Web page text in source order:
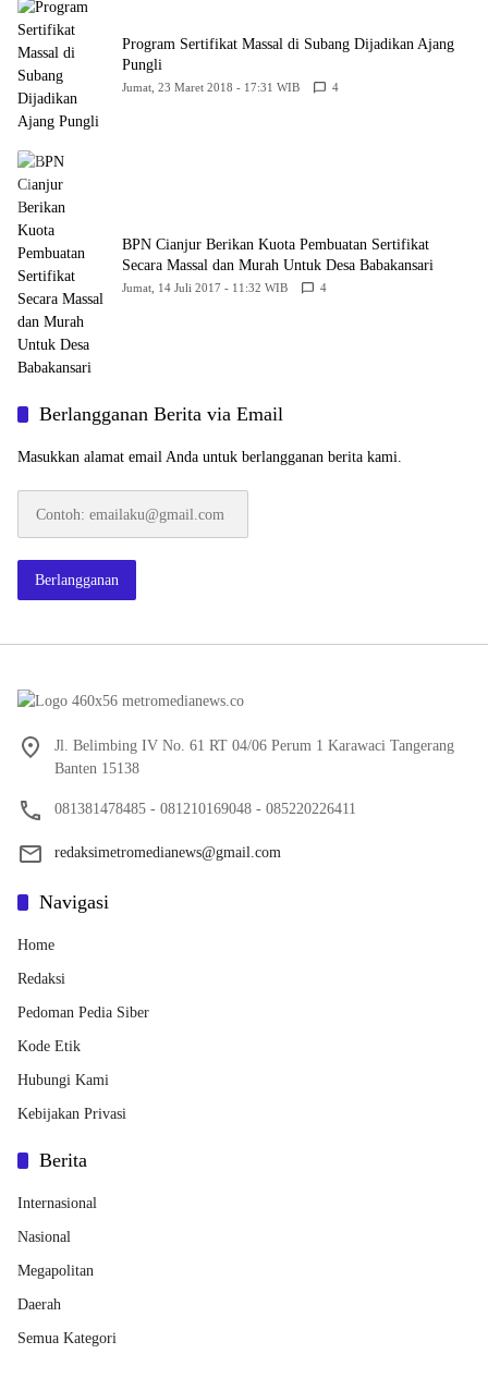
Program Sertifikat Massal di Subang Dijadikan Ajang
Pungli
Jumat, 23 Maret 2018 - 17:31 WIB 4
BPN Cianjur Berikan Kuota Pembuatan Sertifikat
Secara Massal dan Murah Untuk Desa Babakansari
Jumat, 14 Juli 2017 - 11:32 WIB 4
Berlangganan Berita via Email
Masukkan alamat email Anda untuk berlangganan berita kami.
emailaku@gmail.com
Berlangganan
Jl. Belimbing IV No. 61 RT 04/06 Perum 1 Karawaci Tangerang
Banten 15138
081381478485 - 081210169048 - 085220226411
redaksimetromedianews@gmail.com
Navigasi
Home
Redaksi
Pedoman Pedia Siber
Kode Etik
Hubungi Kami
Kebijakan Privasi
Berita
Internasional
Nasional
Megapolitan
Daerah
Semua Kategori